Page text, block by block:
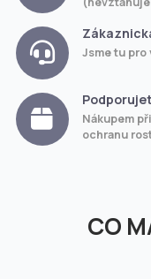
Jsme tu pro
Nákupem
ochranu
CO